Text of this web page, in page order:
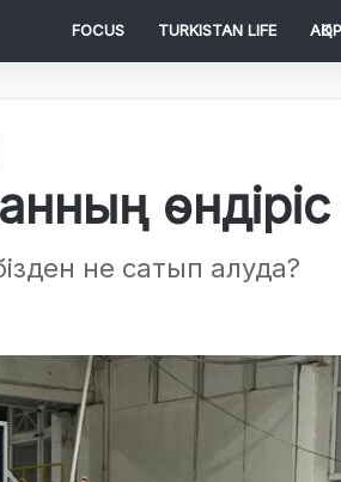
FOCUS TURKISTAN LIFE
не сатып алуда?